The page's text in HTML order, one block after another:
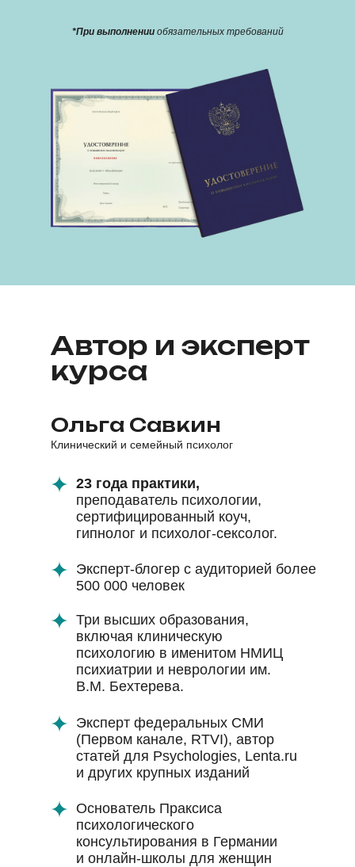
*При выполнении обязательных требований
Ольга Савкин
23 года практики,
преподаватель психологии,
сертифицированный коуч,
гипнолог и психолог-сексолог.
Эксперт-блогер с аудиторией более
500 000 человек
Три высших образования,
включая клиническую
психологию в именитом НМИЦ
психиатрии и неврологии им.
В.М. Бехтерева.
Эксперт федеральных СМИ
(Первом канале, RTVI), автор
статей для Psychologies, Lenta.ru
и других крупных изданий
Основатель Праксиса
психологического
консультирования в Германии
и онлайн-школы для женщин
Автор и эксперт
курса
Клинический и семейный психолог
Доступк записям на 6 месяцев
34 000 ₽
ОСТАВИТЬ ЗАЯВКУ
ПРИОБРЕСТИ ОБУЧЕНИЕ